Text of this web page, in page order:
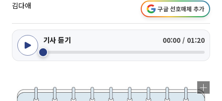
김다애 구글 선호매체 추가
기사 듣기 00:00 / 01:20